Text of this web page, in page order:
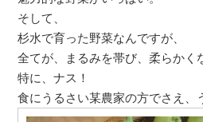
そして、
杉水で育った野菜なんですが、
全てが、まるみを帯び、柔らかく
特に、ナス！
食にうるさい某農家の方でさえ、